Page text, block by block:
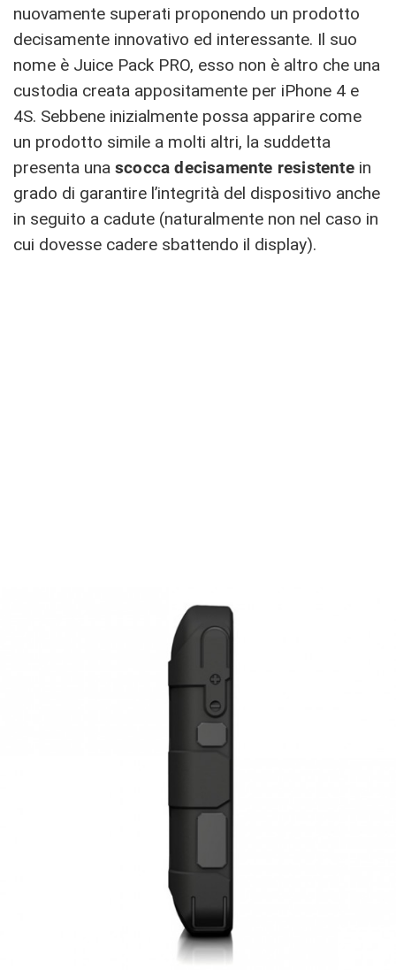
nuovamente superati proponendo un prodotto
decisamente innovativo ed interessante. Il suo
nome è Juice Pack PRO, esso non è altro che una
custodia creata appositamente per iPhone 4 e
4S. Sebbene inizialmente possa apparire come
un prodotto simile a molti altri, la suddetta
presenta una scocca decisamente resistentein
grado di garantire l’integrità del dispositivo anche
in seguito a cadute (naturalmente non nel caso in
cui dovesse cadere sbattendo il display).